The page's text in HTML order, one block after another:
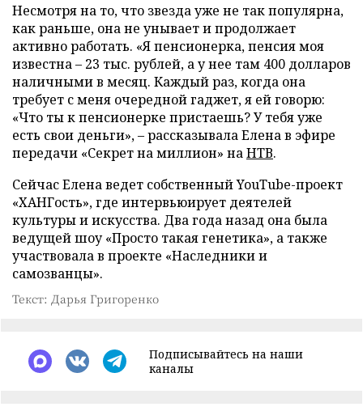
Несмотря на то, что звезда уже не так популярна,
как раньше, она не унывает и продолжает
активно работать. «Я пенсионерка, пенсия моя
известна – 23 тыс. рублей, а у нее там 400 долларов
наличными в месяц. Каждый раз, когда она
требует с меня очередной гаджет, я ей говорю:
«Что ты к пенсионерке пристаешь? У тебя уже
есть свои деньги», – рассказывала Елена в эфире
передачи «Секрет на миллион» наНТВ.
Сейчас Елена ведет собственный YouTube-проект
«ХАНГость», где интервьюирует деятелей
культуры и искусства. Два года назад она была
ведущей шоу «Просто такая генетика», а также
участвовала в проекте «Наследники и
самозванцы».
Текст: Дарья Григоренко
Подписывайтесь на наши
каналы